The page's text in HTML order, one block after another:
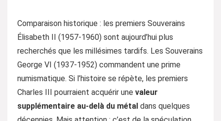
Comparaison historique : les premiers Souverains
Élisabeth II (1957-1960) sont aujourd’hui plus
recherchés que les millésimes tardifs. Les Souverains
George VI (1937-1952) commandent une prime
numismatique. Si l’histoire se répète, les premiers
Charles III pourraient acquérir une valeur
supplémentaire au-delà du métal dans quelques